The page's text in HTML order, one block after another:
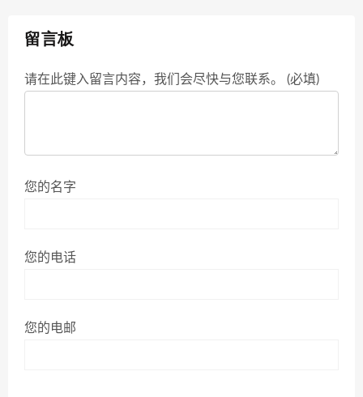
留言板
请在此键入留言内容，我们会尽快与您联系。 (必填)
您的名字
您的电话
您的电邮